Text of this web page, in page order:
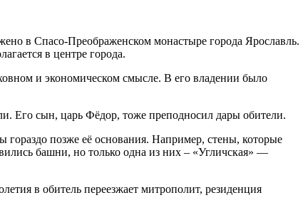
в Спасо-Преображенском монастыре города Ярославль.
в центре города.
и экономическом смысле. В его владении было
Его сын, царь Фёдор, тоже преподносил дары обители.
позже её основания. Например, стены, которые
башни, но только одна из них – «Угличская» —
в обитель переезжает митрополит, резиденция